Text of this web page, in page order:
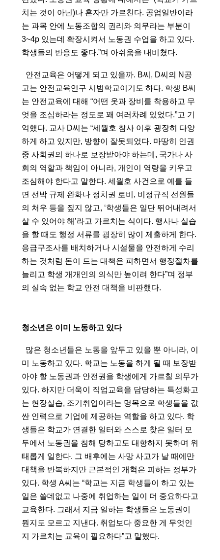
치는 것이 아닌)나 혼자만 가르친다. 공업일반이라
는 과목 안에 노동조합의 권리와 의무라는 부분이
3~4p 있는데 확장시켜서 노동권 수업을 하고 있다.
학생들의 반응도 좋다.”며 아쉬움을 내비쳤다.
고는 안전교육연구 시범학교이기도 하다. 학생 B씨
는 안전교육에 대해 “어떤 옷과 장비를 착용하고 무
엇을 조심하라는 정도로 꽤 여러차례 있었다.”고 기
억했다. 교사 D씨는 “세월호 참사 이후 굉장히 다양
하게 하고 있지만, 방향이 잘못되었다. 마땅히 인권
중 사회권의 하나로 보장받아야 하는데, 국가나 사
회의 역할과 책임이 아니라, 개인이 역량을 키우고
조심해야 한다고 말한다. 세월호 사건으로 예를 들
면 선박 규제 완화나 정치권 로비, 비정규직 선원들
의 처우 등을 짚지 않고, ‘학생들은 일단 뛰어내려서
살 수 있어야 해’라고 가르치는 식이다. 행사나 실습
을 할 때도 행정 서류를 굉장히 많이 제출하게 한다.
응급구조사를 배치하거나 시설물을 안전하게 수리
하는 것처럼 돈이 드는 대책은 피하면서 행정절차를
늘리고 학생 개개인의 의식만 높이려 한다”며 정부
의 실속 없는 학교 안전 대책을 비판했다.
청소년은 이미 노동하고 있다
미 노동하고 있다. 학교는 노동을 하게 될 때 보장받
아야 할 노동권과 안전권을 학생에게 가르칠 의무가
있다. 하지만 더욱이 직업교육을 담당하는 특성화고
는 현장실습, 조기취업이라는 명목으로 학생들을 값
싼 인력으로 기업에 제공하는 역할을 하고 있다. 학
생들은 학교가 연결한 일터와 스스로 찾은 일터 모
두에서 노동권을 침해 당하고도 대항하지 못하며 위
태롭게 일한다. 그 배후에는 사망 사고가 날 때에만
대책을 반복하지만 근본적인 개혁은 피하는 정부가
있다. 학생 A씨는 “학교는 지금 학생들이 하고 있는
일은 쓸데없고 나중에 취업하는 일이 더 중요하다고
교육한다. 그래서 지금 일하는 학생들은 노동권이
뭔지도 모르고 지낸다. 취업보다 중요한 게 무엇인
지 가르치는 교육이 필요하다”고 말했다.